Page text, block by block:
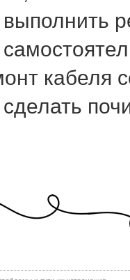
выполнить
кабеля
сделать